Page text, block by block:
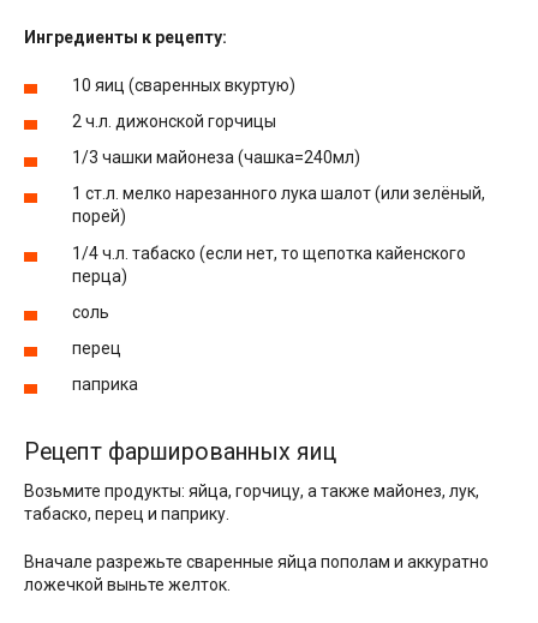
Ингредиенты к рецепту:
10 яиц (сваренных вкуртую)
2 ч.л. дижонской горчицы
1/3 чашки майонеза (чашка=240мл)
1 ст.л. мелко нарезанного лука шалот (или зелёный,
порей)
1/4 ч.л. табаско (если нет, то щепотка кайенского
перца)
соль
перец
паприка
Рецепт фаршированных яиц
Возьмите продукты: яйца, горчицу, а также майонез, лук,
табаско, перец и паприку.
Вначале разрежьте сваренные яйца пополам и аккуратно
ложечкой выньте желток.